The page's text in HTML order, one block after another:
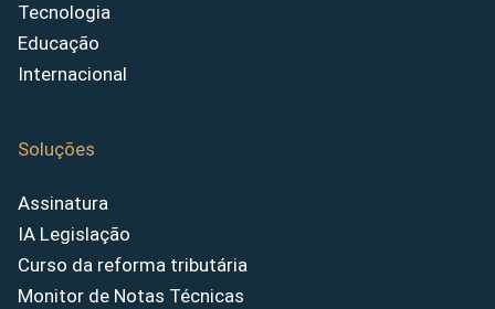
Tecnologia
Educação
Internacional
Soluções
Assinatura
IA Legislação
Curso da reforma tributária
Monitor de Notas Técnicas